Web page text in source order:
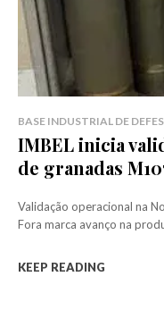
BASE INDUSTRIAL DE
IMBEL inicia
de granadas
Validação operacional na
Fora marca avanço na
KEEP READING